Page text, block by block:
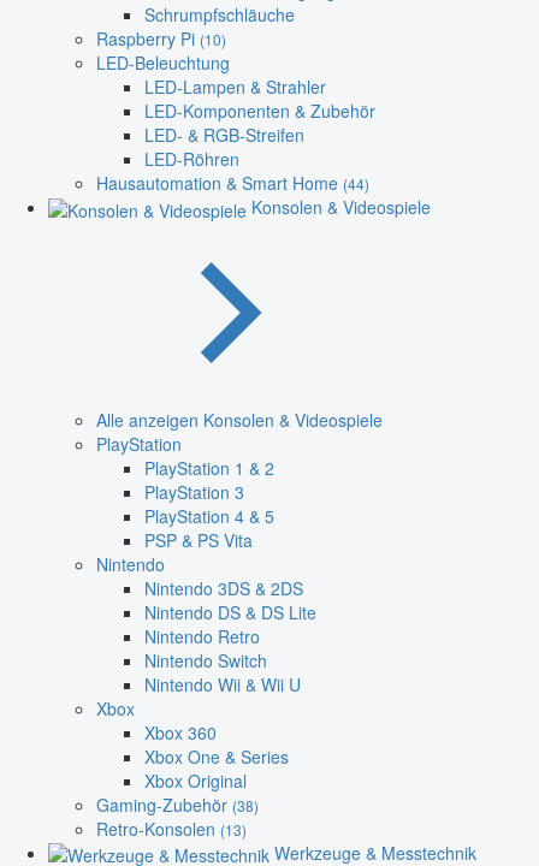
Schrumpfschläuche
Raspberry Pi (10)
LED-Beleuchtung
LED-Lampen & Strahler
LED-Komponenten & Zubehör
LED- & RGB-Streifen
LED-Röhren
Hausautomation & Smart Home (44)
Konsolen & Videospiele
Alle anzeigen Konsolen & Videospiele
PlayStation
PlayStation 1 & 2
PlayStation 3
PlayStation 4 & 5
PSP & PS Vita
Nintendo
Nintendo 3DS & 2DS
Nintendo DS & DS Lite
Nintendo Retro
Nintendo Switch
Nintendo Wii & Wii U
Xbox
Xbox 360
Xbox One & Series
Xbox Original
Gaming-Zubehör (38)
Retro-Konsolen (13)
Werkzeuge & Messtechnik